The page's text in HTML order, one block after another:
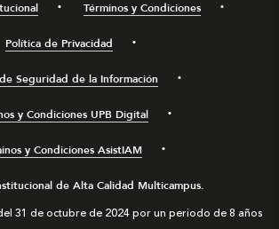
Términos y Condiciones
Política de Privacidad
Seguridad de la Información
y Condiciones UPB Digital
y Condiciones AsistIAM
de Alta Calidad Multicampus.
31 de octubre de 2024 por un periodo de 8 años